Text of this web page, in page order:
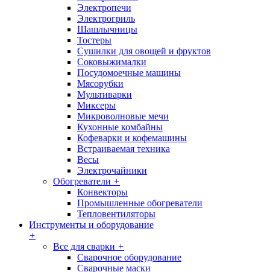
Электропечи
Электрогриль
Шашлычницы
Тостеры
Сушилки для овощей и фруктов
Соковыжималки
Посудомоечные машины
Мясорубки
Мультиварки
Миксеры
Микроволновые мечи
Кухонные комбайны
Кофеварки и кофемашины
Встраиваемая техника
Весы
Электрочайники
Обогреватели +
Конвекторы
Промышленные обогреватели
Тепловентиляторы
Инструменты и оборудование
+
Все для сварки +
Сварочное оборудование
Сварочные маски